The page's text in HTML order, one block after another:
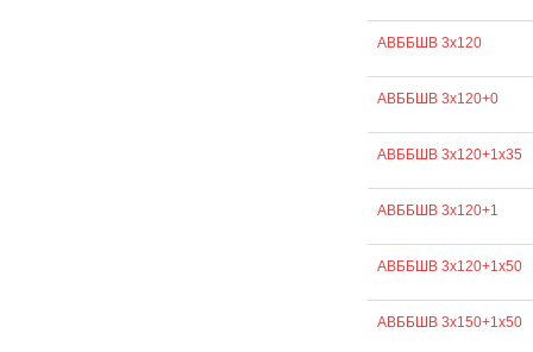
АВББШВ 3х120
АВББШВ 3х120+0
АВББШВ 3х120+1х35
АВББШВ 3х120+1
АВББШВ 3х120+1х50
АВББШВ 3х150+1х50